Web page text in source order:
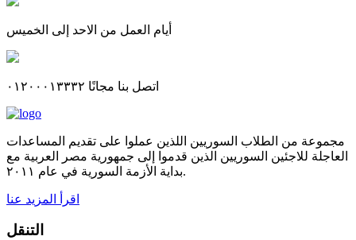
أيام العمل من الاحد إلى الخميس
اتصل بنا مجانًا ٠١٢٠٠٠١٣٣٣٢
مجموعة من الطلاب السوريين اللذين عملوا على تقديم المساعدات
العاجلة للاجئين السوريين الذين قدموا إلى جمهورية مصر العربية مع
بداية الأزمة السورية في عام ٢٠١١.
اقرأ المزيد عنا
التنقل